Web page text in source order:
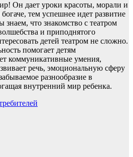
Он дает уроки красоты, морали и
тем успешнее идет развитие
что знакомство с театром
и приподнятого
детей театром не сложно.
помогает детям
коммуникативные умения,
речь, эмоциональную сферу
разнообразие в
внутренний мир ребенка.